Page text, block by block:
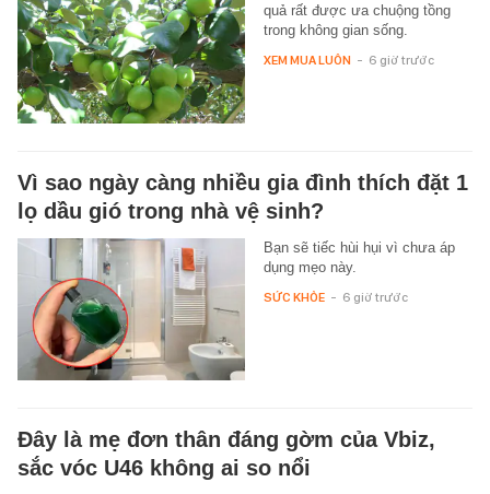
quả rất được ưa chuộng tồng
trong không gian sống.
XEM MUA LUÔN - 6 giờ trước
Vì sao ngày càng nhiều gia đình thích đặt 1
lọ dầu gió trong nhà vệ sinh?
Bạn sẽ tiếc hùi hụi vì chưa áp
dụng mẹo này.
SỨC KHỎE - 6 giờ trước
Đây là mẹ đơn thân đáng gờm của Vbiz,
sắc vóc U46 không ai so nổi